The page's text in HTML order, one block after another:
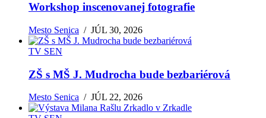
Workshop inscenovanej fotografie
Mesto Senica /JÚL 30, 2026
TV SEN
ZŠ s MŠ J. Mudrocha bude bezbariérová
Mesto Senica /JÚL 22, 2026